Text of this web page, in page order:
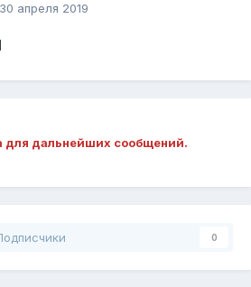
30 апреля 2019
для дальнейших сообщений.
0